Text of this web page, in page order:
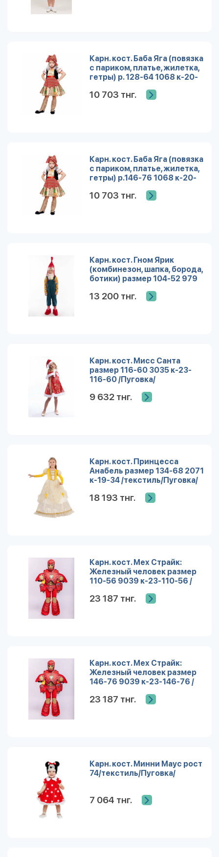
Карн. кост. Баба Яга (повязка
с париком, платье, жилетка,
гетры) р. 128-64 1068 к-20-
10 703 тнг.
Карн. кост. Баба Яга (повязка
с париком, платье, жилетка,
гетры) р.146-76 1068 к-20-
10 703 тнг.
Карн. кост. Гном Ярик
(комбинезон, шапка, борода,
ботики) размер 104-52 979
13 200 тнг.
Карн. кост. Мисс Санта
размер 116-60 3035 к-23-
116-60 /Пуговка/
9 632 тнг.
Карн. кост. Принцесса
Анабель размер 134-68 2071
к-19-34 /текстиль/Пуговка/
18 193 тнг.
Карн. кост. Мех Страйк:
Железный человек размер
110-56 9039 к-23-110-56 /
23 187 тнг.
Карн. кост. Мех Страйк:
Железный человек размер
146-76 9039 к-23-146-76 /
23 187 тнг.
Карн. кост. Минни Маус рост
74/текстиль/Пуговка/
7 064 тнг.